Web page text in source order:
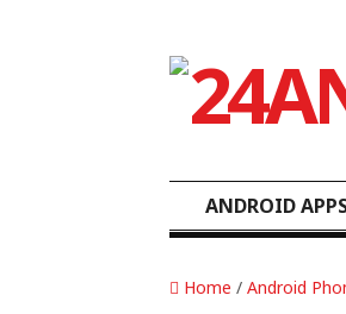
ANDROID
Home / Android